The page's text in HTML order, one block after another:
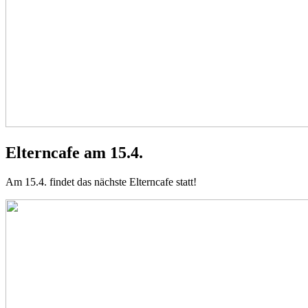
Elterncafe am 15.4.
Am 15.4. findet das nächste Elterncafe statt!